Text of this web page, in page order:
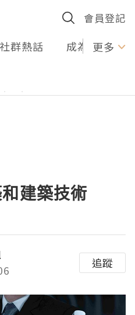
會員登記
社群熱話 成為U更多
建築技術
追蹤